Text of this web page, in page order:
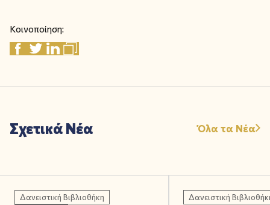
Κοινοποίηση:
Σχετικά Νέα Όλα τα Νέα
Δανειστική Βιβλιοθήκη
Δανειστική